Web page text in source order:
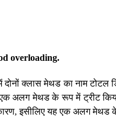
overloading.
दोनों क्लास मेथड का नाम टोटल
अलग मेथड के रूप में ट्रीट किया
इसीलिए यह एक अलग मेथड के